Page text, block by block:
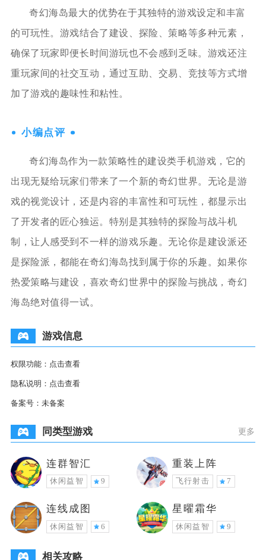
奇幻海岛最大的优势在于其独特的游戏设定和丰富
的可玩性。游戏结合了建设、探险、策略等多种元素，
确保了玩家即便长时间游玩也不会感到乏味。游戏还注
重玩家间的社交互动，通过互助、交易、竞技等方式增
加了游戏的趣味性和粘性。
小编点评
奇幻海岛作为一款策略性的建设类手机游戏，它的
出现无疑给玩家们带来了一个新的奇幻世界。无论是游
戏的视觉设计，还是内容的丰富性和可玩性，都显示出
了开发者的匠心独运。特别是其独特的探险与战斗机
制，让人感受到不一样的游戏乐趣。无论你是建设派还
是探险派，都能在奇幻海岛找到属于你的乐趣。如果你
热爱策略与建设，喜欢奇幻世界中的探险与挑战，奇幻
海岛绝对值得一试。
游戏信息
权限功能： 点击查看
隐私说明： 点击查看
备案号： 未备案
同类型游戏 更多
连群智汇
休闲益智 9
重装上阵
飞行射击 7
连线成图
休闲益智 6
星曜霜华
休闲益智 9
相关攻略